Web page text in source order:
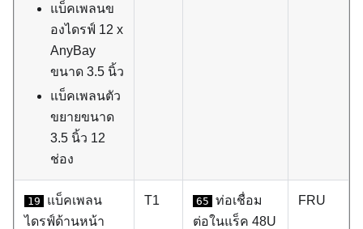
แบ็คเพลนข
องไดรฟ์ 12 x
AnyBay
ขนาด 3.5 นิ้ว
แบ็คเพลนตัว
ขยายขนาด
3.5 นิ้ว 12
ช่อง
19
แบ็คเพลน
ไดรฟ์ด้านหน้า
T1 65 ท่อเชื่อม
ต่อในแร็ค 48U
FRU